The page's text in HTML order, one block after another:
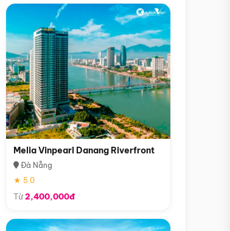
Melia Vinpearl Danang Riverfront
Đà Nẵng
★ 5.0
Từ2,400,000đ